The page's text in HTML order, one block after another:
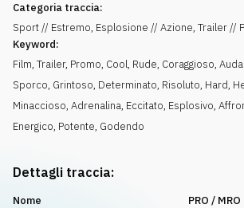
Categoria traccia:
Sport // Estremo, Esplosione // Azione, Trailer //
Keyword:
Film, Trailer, Promo, Cool, Rude, Coraggioso,
Sporco, Grintoso, Determinato, Risoluto, Hard,
Minaccioso, Adrenalina, Eccitato, Esplosivo,
Energico, Potente, Godendo
Dettagli traccia:
Nome
PRO / MRO